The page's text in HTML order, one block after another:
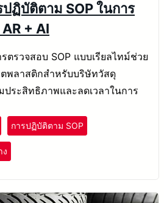
ฏิบัติตาม SOP ในการ
+ AI
ตรวจสอบ SOP แบบเรียลไทม์ช่วย
พลาสติกสำหรับบริษัทวัสดุ
ระสิทธิภาพและลดเวลาในการ
การปฏิบัติตาม SOP
ง